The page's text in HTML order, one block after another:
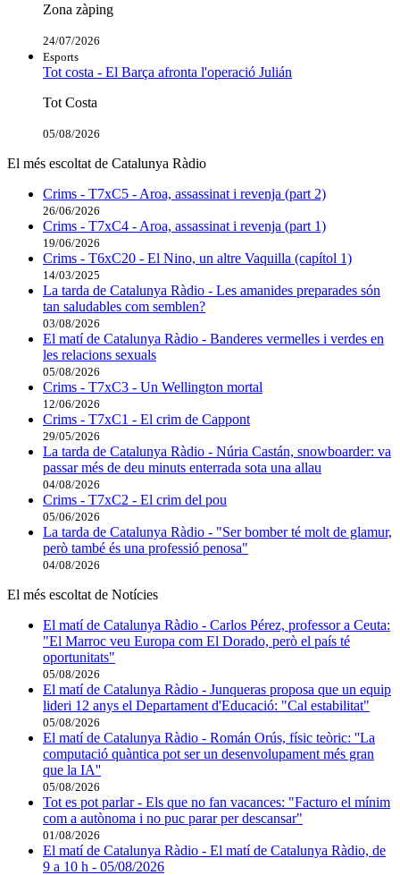
Zona zàping
24/07/2026
Esports
Tot costa - El Barça afronta l'operació Julián
Tot Costa
05/08/2026
El més escoltat de Catalunya Ràdio
Crims - T7xC5 - Aroa, assassinat i revenja (part 2)
26/06/2026
Crims - T7xC4 - Aroa, assassinat i revenja (part 1)
19/06/2026
Crims - T6xC20 - El Nino, un altre Vaquilla (capítol 1)
14/03/2025
La tarda de Catalunya Ràdio - Les amanides preparades són
tan saludables com semblen?
03/08/2026
El matí de Catalunya Ràdio - Banderes vermelles i verdes en
les relacions sexuals
05/08/2026
Crims - T7xC3 - Un Wellington mortal
12/06/2026
Crims - T7xC1 - El crim de Cappont
29/05/2026
La tarda de Catalunya Ràdio - Núria Castán, snowboarder: va
passar més de deu minuts enterrada sota una allau
04/08/2026
Crims - T7xC2 - El crim del pou
05/06/2026
La tarda de Catalunya Ràdio - "Ser bomber té molt de glamur,
però també és una professió penosa"
04/08/2026
El més escoltat de Notícies
El matí de Catalunya Ràdio - Carlos Pérez, professor a Ceuta:
"El Marroc veu Europa com El Dorado, però el país té
oportunitats"
05/08/2026
El matí de Catalunya Ràdio - Junqueras proposa que un equip
lideri 12 anys el Departament d'Educació: "Cal estabilitat"
05/08/2026
El matí de Catalunya Ràdio - Román Orús, físic teòric: ''La
computació quàntica pot ser un desenvolupament més gran
que la IA''
05/08/2026
Tot es pot parlar - Els que no fan vacances: "Facturo el mínim
com a autònoma i no puc parar per descansar"
01/08/2026
El matí de Catalunya Ràdio - El matí de Catalunya Ràdio, de
9 a 10 h - 05/08/2026